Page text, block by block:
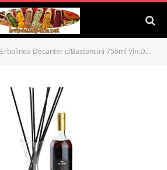
Erbolinea Decanter c/Bastoncini 750ml Vin.DIVINO in Scatola